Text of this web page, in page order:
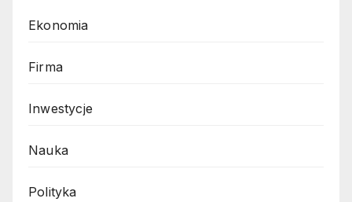
Ekonomia
Firma
Inwestycje
Nauka
Polityka